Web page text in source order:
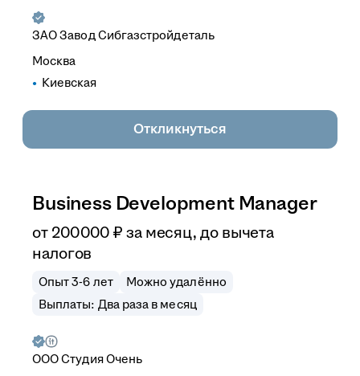
ЗАОЗавод Сибгазстройдеталь
Москва
Киевская
Откликнуться
Business Development Manager
от 200 000 ₽ за месяц, до вычета
налогов
Опыт 3-6 лет
Можно удалённо
Выплаты: Два раза в месяц
ОООСтудия Очень